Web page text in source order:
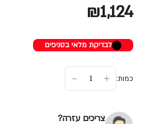
₪1,124
לבדיקת מלאי בסניפים
כמות:
צריכים עזרה?